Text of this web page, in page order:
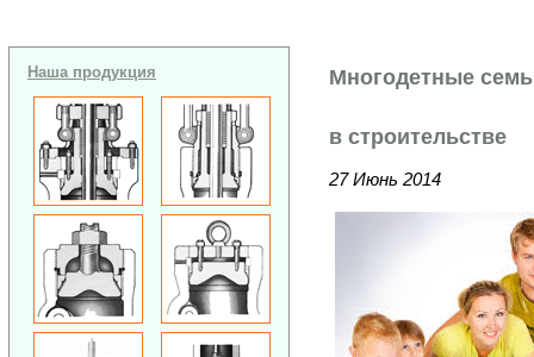
Наша продукция Многодетные
в строительстве
27 Июнь 2014